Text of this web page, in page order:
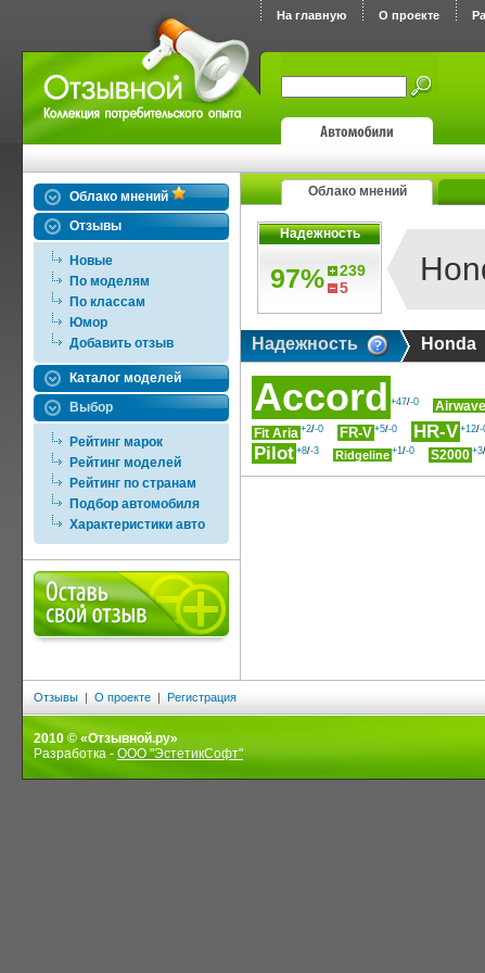
На главную О проекте
Облако мнений
Отзывы
Новые
По моделям
По классам
Юмор
Добавить отзыв
Каталог моделей
Выбор
Рейтинг марок
Рейтинг моделей
Рейтинг по странам
Подбор автомобиля
Характеристики авто
Облако мнений
Надежность
97%
239
5
Надежность Honda
Accord +47/-0 Airwave
Fit Aria +2/-0 FR-V +5/-0 HR-V +12/-
Pilot +8/-3 Ridgeline +1/-0 S2000 +3/
Отзывы | О проекте | Регистрация
2010 © «Отзывной.ру»
Разработка - ООО "ЭстетикСофт"